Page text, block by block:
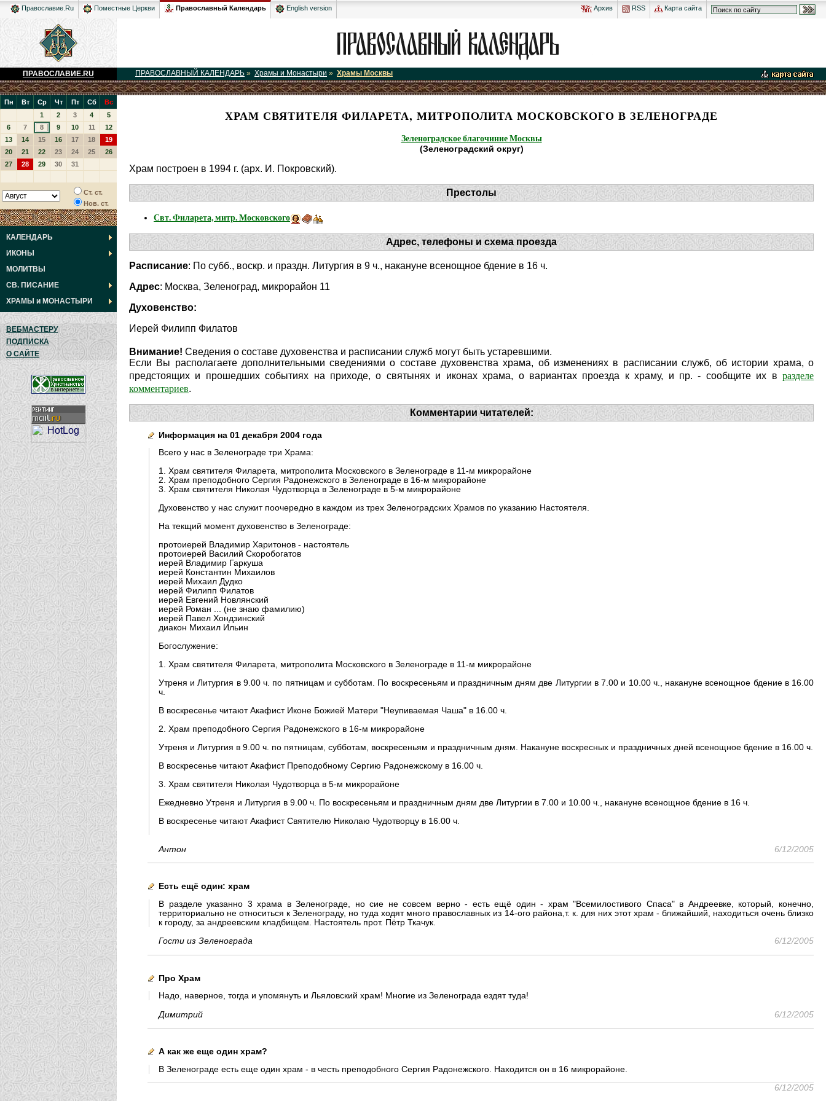
Архив RSS Карта сайта
Православие.Ru Поместные Церкви Православный Календарь English version
ПРАВОСЛАВИЕ.RU ПРАВОСЛАВНЫЙ КАЛЕНДАРЬ » Храмы и Монастыри » Храмы Москвы
Пн Вт Ср Чт Пт Сб
Вс
1
2 3 4
5
6
7 8 9 10 11
12
13
14 15 16 17 18
19
20
21 22 23 24 25
26
27
28 29 30 31
Ст. ст.
Нов. ст.
КАЛЕНДАРЬ
ИКОНЫ
МОЛИТВЫ
СВ. ПИСАНИЕ
ХРАМЫ и МОНАСТЫРИ
ВЕБМАСТЕРУ
ПОДПИСКА
О САЙТЕ
ХРАМ СВЯТИТЕЛЯ ФИЛАРЕТА, МИТРОПОЛИТА МОСКОВСКОГО В ЗЕЛЕНОГРАДЕ
Зеленоградское благочиние Москвы
(Зеленоградский округ)
Храм построен в 1994 г. (арх. И. Покровский).
Престолы
Свт. Филарета, митр. Московского
Адрес, телефоны и схема проезда
Расписание: По субб., воскр. и праздн. Литургия в 9 ч., накануне всенощное бдение в 16 ч.
Адрес: Москва, Зеленоград, микрорайон 11
Духовенство:
Иерей Филипп Филатов
Внимание! Сведения о составе духовенства и расписании служб могут быть устаревшими.
Если Вы располагаете дополнительными сведениями о составе духовенства храма, об изменениях в расписании служб, об истории храма, о
предстоящих и прошедших событиях на приходе, о святынях и иконах храма, о вариантах проезда к храму, и пр. - сообщите их в разделе
комментариев.
Комментарии читателей:
Информация на 01 декабря 2004 года
Всего у нас в Зеленограде три Храма:
1. Храм святителя Филарета, митрополита Московского в Зеленограде в 11-м микрорайоне
2. Храм преподобного Сергия Радонежского в Зеленограде в 16-м микрорайоне
3. Храм святителя Николая Чудотворца в Зеленограде в 5-м микрорайоне
Духовенство у нас служит поочередно в каждом из трех Зеленоградских Храмов по указанию Настоятеля.
На текщий момент духовенство в Зеленограде:
протоиерей Владимир Харитонов - настоятель
протоиерей Василий Скоробогатов
иерей Владимир Гаркуша
иерей Константин Михаилов
иерей Михаил Дудко
иерей Филипп Филатов
иерей Евгений Новлянский
иерей Роман ... (не знаю фамилию)
иерей Павел Хондзинский
диакон Михаил Ильин
Богослужение:
1. Храм святителя Филарета, митрополита Московского в Зеленограде в 11-м микрорайоне
Утреня и Литургия в 9.00 ч. по пятницам и субботам. По воскресеньям и праздничным дням две Литургии в 7.00 и 10.00 ч., накануне всенощное бдение в 16.00
ч.
В воскресенье читают Акафист Иконе Божией Матери "Неупиваемая Чаша" в 16.00 ч.
2. Храм преподобного Сергия Радонежского в 16-м микрорайоне
Утреня и Литургия в 9.00 ч. по пятницам, субботам, воскресеньям и праздничным дням. Накануне воскресных и праздничных дней всенощное бдение в 16.00 ч.
В воскресенье читают Акафист Преподобному Сергию Радонежскому в 16.00 ч.
3. Храм святителя Николая Чудотворца в 5-м микрорайоне
Ежедневно Утреня и Литургия в 9.00 ч. По воскресеньям и праздничным дням две Литургии в 7.00 и 10.00 ч., накануне всенощное бдение в 16 ч.
В воскресенье читают Акафист Святителю Николаю Чудотворцу в 16.00 ч.
6/12/2005
Антон
Есть ещё один: храм
В разделе указанно 3 храма в Зеленограде, но сие не совсем верно - есть ещё один - храм "Всемилостивого Спаса" в Андреевке, который, конечно,
территориально не относиться к Зеленограду, но туда ходят много православных из 14-ого района,т. к. для них этот храм - ближайший, находиться очень близко
к городу, за андреевским кладбищем. Настоятель прот. Пётр Ткачук.
6/12/2005
Гости из Зеленограда
Про Храм
Надо, наверное, тогда и упомянуть и Льяловский храм! Многие из Зеленограда ездят туда!
6/12/2005
Димитрий
А как же еще один храм?
В Зеленограде есть еще один храм - в честь преподобного Сергия Радонежского. Находится он в 16 микрорайоне.
6/12/2005